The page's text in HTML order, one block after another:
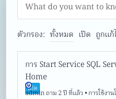
ตัวกรอง: ทั้งหมด เปิด ถูกแก้
การ Start Service SQL
Home
เปิด
adminถาม 2 ปี ที่แล้ว•การใช้งา